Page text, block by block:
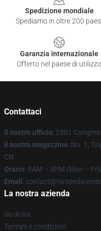
Spedizione mondiale
Spediamo in oltre 200
Garanzia internazionale
Offerto nel paese di utilizzo
Contattaci
Il nostro ufficio: 2501
Il nostro magazzino: No. 1,
CN
Orario: 9AM – 5PM (Mon – Fri)
Email :
La nostra azienda
Su di noi
Termini e condizioni